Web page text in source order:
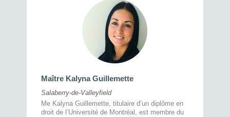
Maître Kalyna Guillemette
Salaberry-de-Valleyfield
Me Kalyna Guillemette, titulaire d’un diplôme en
droit de l’Université de Montréal, est membre du